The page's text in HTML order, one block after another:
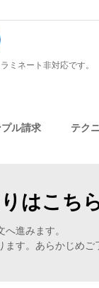
ミネート非対応です。
ル請求 テク
はこち
進みます。
す。あらかじめご